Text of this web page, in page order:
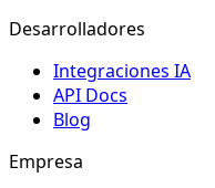
Desarrolladores
Integraciones IA
API Docs
Blog
Empresa